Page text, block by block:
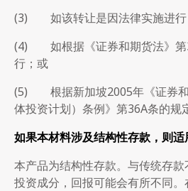
(3) 如该转让是因法律实施进行
(4) 如根据《证券和期货法》第
行；或
(5) 根据新加坡2005年《证券和
体投资计划）条例》第36A条的规
如果本材料涉及结构性存款，则适
本产品为结构性存款。与传统存
投资成分，回报可能会有所不同